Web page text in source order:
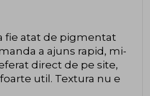
fie atat de pigmentat
a ajuns rapid, mi-
direct de pe site,
util. Textura nu e